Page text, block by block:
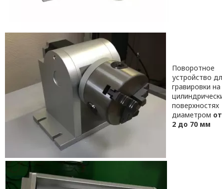
Поворотное
устройство
гравировки на
поверхностях
диаметром от
2 до 70 мм